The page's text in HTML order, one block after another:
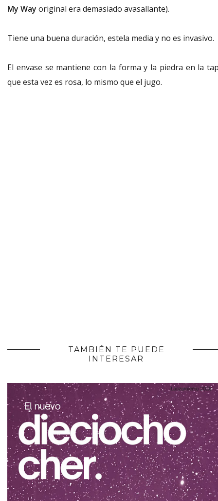
My Way original era demasiado avasallante).
Tiene una buena duración, estela media y no es invasivo.
El envase se mantiene con la forma y la piedra en la
que esta vez es rosa, lo mismo que el jugo.
TAMBIÉN TE PUEDE
INTERESAR